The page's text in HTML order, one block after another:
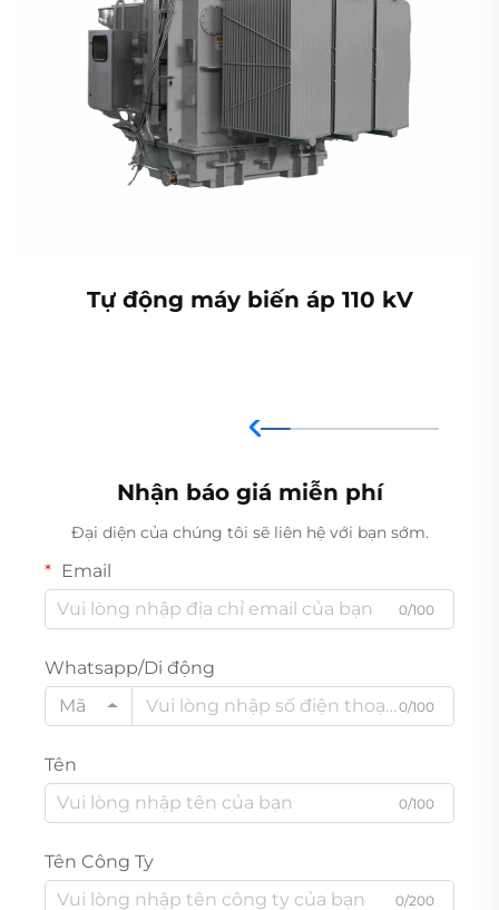
Tự động máy biến áp 110 kV
Nhận báo giá miễn phí
Đại diện của chúng tôi sẽ liên hệ với bạn sớm.
Email
0/100
Whatsapp/Di động
Mã
0/100
Tên
0/100
Tên Công Ty
0/200